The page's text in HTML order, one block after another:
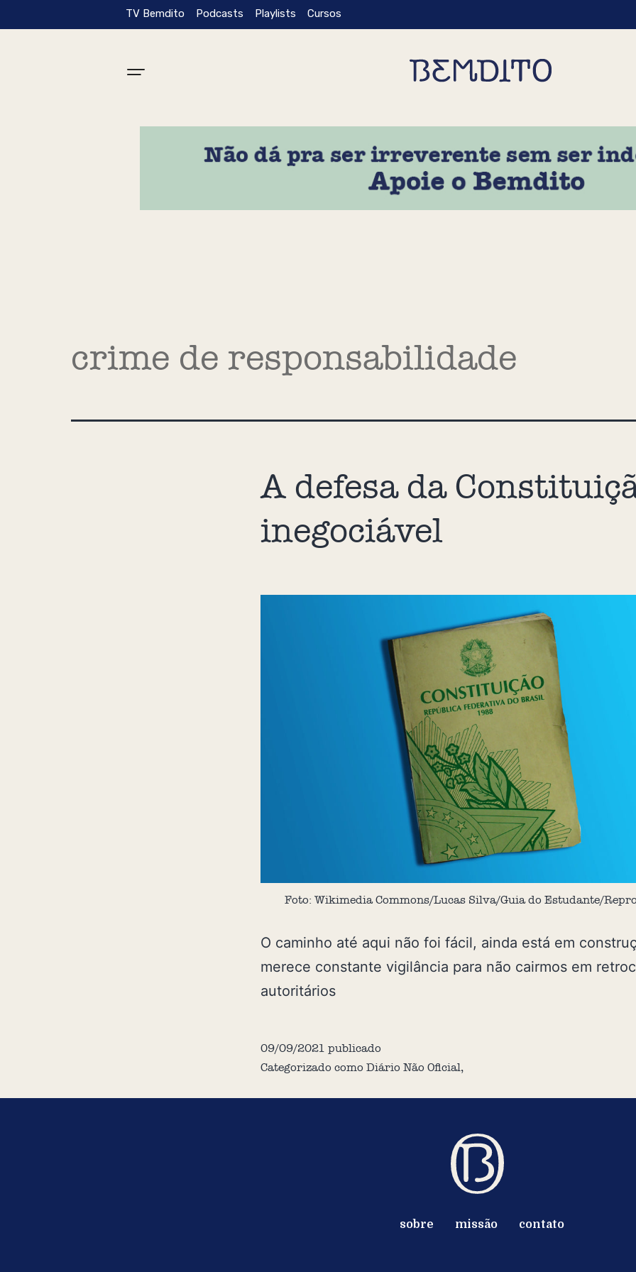
TV Bemdito Podcasts Playlists Cursos
crime de responsabilidade
A defesa da
inegociável
Foto: Wikimedia Commons/Lucas Silva/Guia do Estudante/
O caminho até aqui não foi fácil, ainda está em
merece constante vigilância para não cairmos em
autoritários
09/09/2021 publicado
Categorizado como Diário Não Oficial,
sobre missão contato